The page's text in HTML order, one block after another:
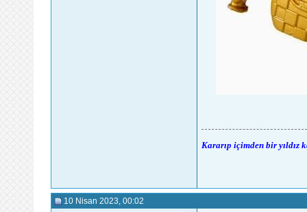
Kararıp içimden bir yıldız
10 Nisan 2023 , 00:02